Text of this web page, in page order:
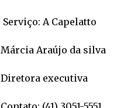
Serviço: A Capelatto
Márcia Araújo da silva
Diretora executiva